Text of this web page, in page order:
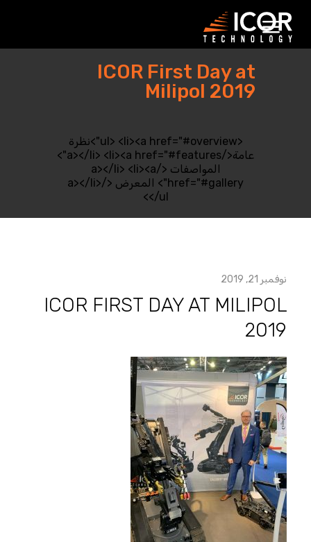
المحتوى
ICOR First Day at
Milipol 2019
<ul> <li><a href="#overview">نظرة
عامة</a></li> <li><a href="#features">
المواصفات </a></li> <li><a
href="#gallery"> المعرض </a></li>
</ul>
نوفمبر 21, 2019
ICOR FIRST DAY AT MILIPOL
2019
ICOR
First
Day
at
Milipol
2019